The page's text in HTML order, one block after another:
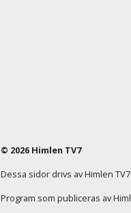
© 2026 Himlen TV7
Dessa sidor drivs av Himlen
Program som publiceras av